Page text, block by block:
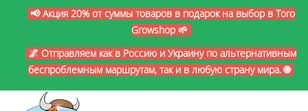
📢 Акция 20% от суммы товаров в подарок на выбор в Toro
Growshop 🌱
🌌 Отправляем как в Россию и Украину по альтернативным
беспроблемным маршрутам, так и в любую страну мира. 🌐